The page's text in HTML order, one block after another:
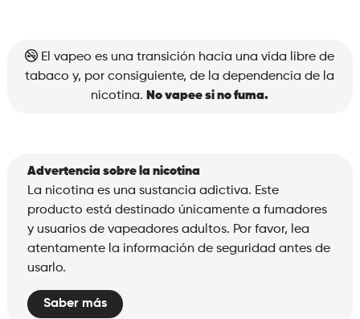
El vapeo es una transición hacia una vida libre de
tabaco y, por consiguiente, de la dependencia de la
nicotina. No vapee si no fuma.
Advertencia sobre la nicotina
La nicotina es una sustancia adictiva. Este
producto está destinado únicamente a fumadores
y usuarios de vapeadores adultos. Por favor, lea
atentamente la información de seguridad antes de
usarlo.
Saber más